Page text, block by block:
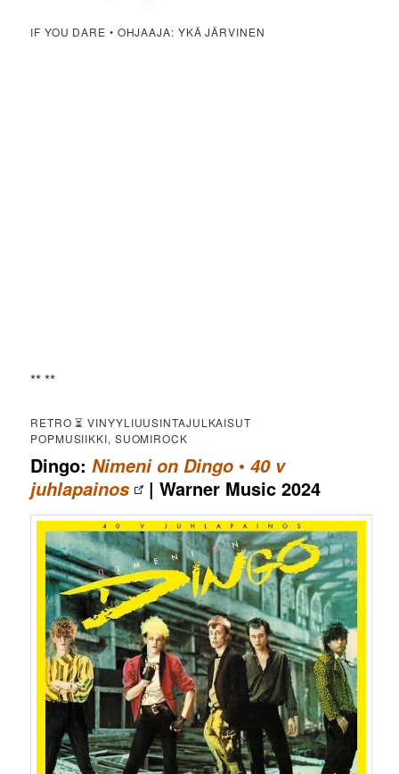
IF YOU DARE • OHJAAJA: YKÄ JÄRVINEN
** **
RETRO ⏳ VINYYLIUUSINTAJULKAISUT
POPMUSIIKKI, SUOMIROCK
Dingo:Nimeni on Dingo •40 v
juhlapainos
| Warner Music 2024